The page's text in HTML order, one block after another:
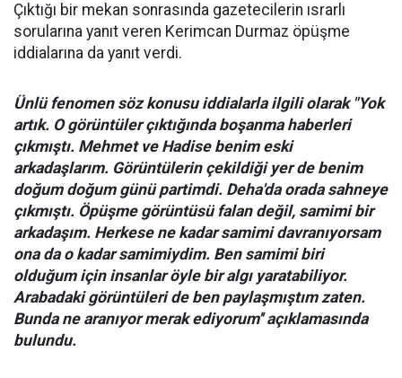
Çıktığı bir mekan sonrasında gazetecilerin ısrarlı
sorularına yanıt veren Kerimcan Durmaz öpüşme
iddialarına da yanıt verdi.
Ünlü fenomen söz konusu iddialarla ilgili olarak "Yok
artık. O görüntüler çıktığında boşanma haberleri
çıkmıştı. Mehmet ve Hadise benim eski
arkadaşlarım. Görüntülerin çekildiği yer de benim
doğum doğum günü partimdi. Deha'da orada sahneye
çıkmıştı. Öpüşme görüntüsü falan değil, samimi bir
arkadaşım. Herkese ne kadar samimi davranıyorsam
ona da o kadar samimiydim. Ben samimi biri
olduğum için insanlar öyle bir algı yaratabiliyor.
Arabadaki görüntüleri de ben paylaşmıştım zaten.
Bunda ne aranıyor merak ediyorum'' açıklamasında
bulundu.